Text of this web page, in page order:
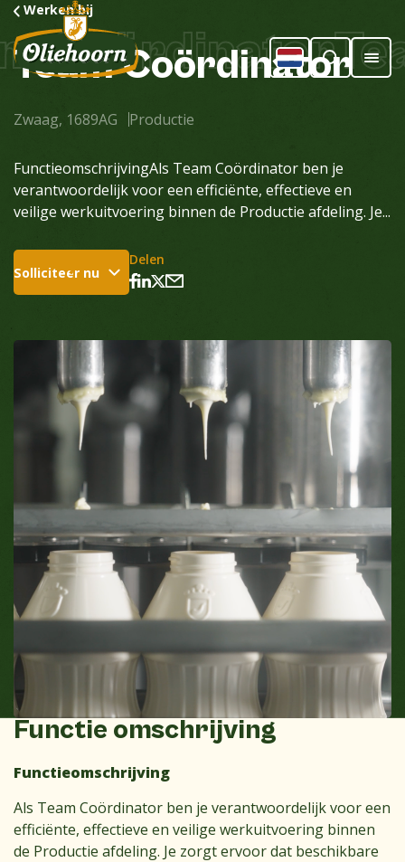
Coördinator
Werken bij
TeamCoördinator
Zwaag, 1689AG Productie
FunctieomschrijvingAls Team Coördinator ben je
verantwoordelijk voor een efficiënte, effectieve en
veilige werkuitvoering binnen de Productie afdeling. Je...
Solliciteer nu
Delen
Functie omschrijving
Functieomschrijving
Als Team Coördinator ben je verantwoordelijk voor een
efficiënte, effectieve en veilige werkuitvoering binnen
de Productie afdeling. Je zorgt ervoor dat beschikbare